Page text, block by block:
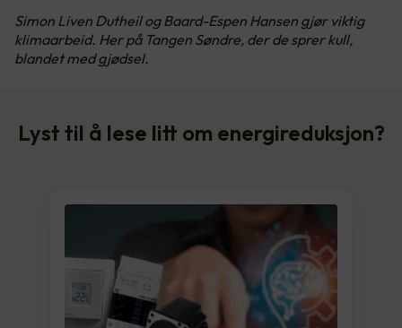
Simon Liven Dutheil og Baard-Espen Hansen gjør viktig
klimaarbeid. Her på Tangen Søndre, der de sprer kull,
blandet med gjødsel.
Lyst til å lese litt om energireduksjon?